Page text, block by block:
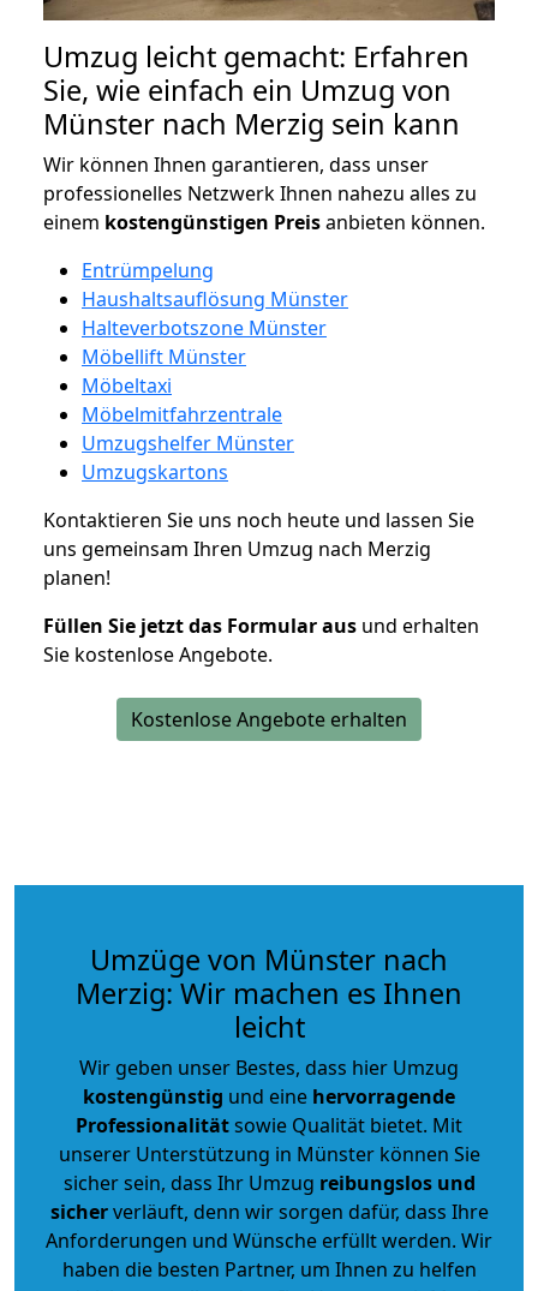
Umzug leicht gemacht: Erfahren
Sie, wie einfach ein Umzug von
Münster nach Merzig sein kann
Wir können Ihnen garantieren, dass unser
professionelles Netzwerk Ihnen nahezu alles zu
einem kostengünstigen Preisanbieten können.
Entrümpelung
Haushaltsauflösung Münster
Halteverbotszone Münster
Möbellift Münster
Möbeltaxi
Möbelmitfahrzentrale
Umzugshelfer Münster
Umzugskartons
Kontaktieren Sie uns noch heute und lassen Sie
uns gemeinsam Ihren Umzug nach Merzig
planen!
Füllen Sie jetzt das Formular aus und erhalten
Sie kostenlose Angebote.
Kostenlose Angebote erhalten
Umzüge von Münster nach
Merzig: Wir machen es Ihnen
leicht
Wir geben unser Bestes, dass hier Umzug
kostengünstig und eine hervorragende
Professionalitätsowie Qualität bietet. Mit
unserer Unterstützung in Münster können Sie
sicher sein, dass Ihr Umzug reibungslos und
sicherverläuft, denn wir sorgen dafür, dass Ihre
Anforderungen und Wünsche erfüllt werden. Wir
haben die besten Partner, um Ihnen zu helfen